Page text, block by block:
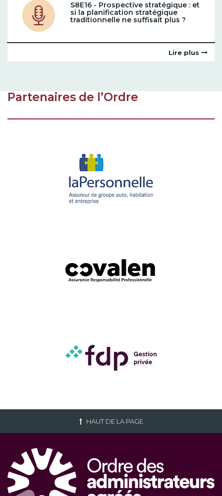
S8E16 - Prospective stratégique : et
si la planification stratégique
traditionnelle ne suffisait plus ?
Lire plus
Partenaires de l’Ordre
HAUT DE LA PAGE